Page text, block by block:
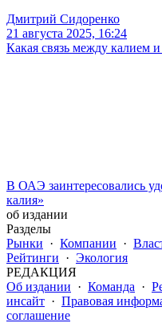
Дмитрий Сидоренко
21 августа 2025, 16:24
Какая связь между калием
В ОАЭ заинтересовались
калия»
об издании
Разделы
Рынки · Компании ·
Рейтинги · Экология
РЕДАКЦИЯ
Об издании · Команда ·
инсайт · Правовая
соглашение